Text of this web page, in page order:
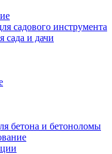
садового инструмента
сада и дачи
бетона и бетоноломы